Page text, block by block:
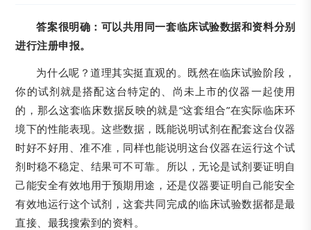
答案很明确：可以共用同一套临床试验数据和资料分别
进行注册申报。
为什么呢？道理其实挺直观的。既然在临床试验阶段，
你的试剂就是搭配这台特定的、尚未上市的仪器一起使用
的，那么这套临床数据反映的就是“这套组合”在实际临床环
境下的性能表现。这些数据，既能说明试剂在配套这台仪器
时好不好用、准不准，同样也能说明这台仪器在运行这个试
剂时稳不稳定、结果可不可靠。所以，无论是试剂要证明自
己能安全有效地用于预期用途，还是仪器要证明自己能安全
有效地运行这个试剂，这套共同完成的临床试验数据都是最
直接、最我搜索到的资料。